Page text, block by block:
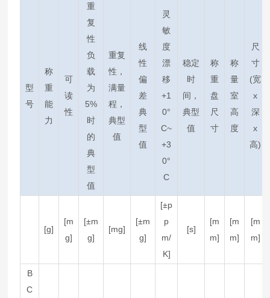
型
号
称
重
能
力
可
读
性
重
复
性
负
载
为
5%
时
的
典
型
值
重复
性，
满量
程，
典型
值
线
性
偏
差
典
型
值
灵
敏
度
漂
移
+1
0°
C~
+3
0°
C
稳定
时
间，
典型
值
称
重
盘
尺
寸
称
量
室
高
度
尺
寸
(宽
x
深
x
高)
[g]
[m
g]
[±m
g]
[mg]
[±m
g]
[±p
p
m/
K]
[s]
[m
m]
[m
m]
[m
m]
B
C